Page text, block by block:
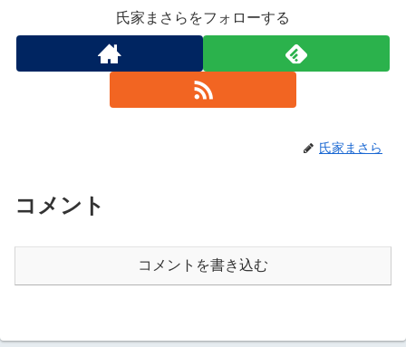
氏家まさらをフォローする
氏家まさら
コメント
コメントを書き込む